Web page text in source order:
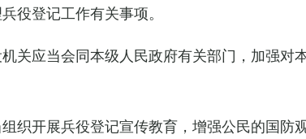
役登记工作有关事项。
关应当会同本级人民政府有关部门，加强对
织开展兵役登记宣传教育，增强公民的国防